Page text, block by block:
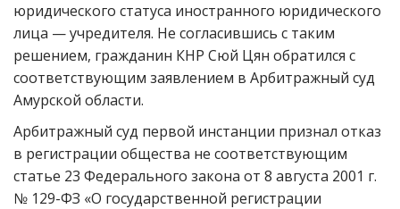
юридического статуса иностранного юридического
лица — учредителя. Не согласившись с таким
решением, гражданин КНР Сюй Цян обратился с
соответствующим заявлением в Арбитражный суд
Амурской области.
Арбитражный суд первой инстанции признал отказ
в регистрации общества не соответствующим
статье 23 Федерального закона от 8 августа 2001 г.
№ 129-ФЗ «О государственной регистрации